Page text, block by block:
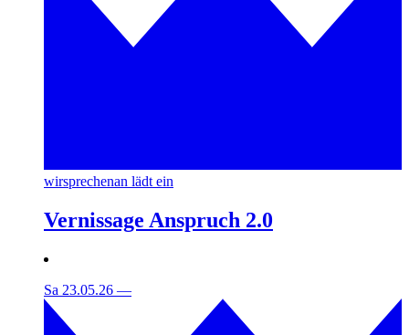
wirsprechenan lädt ein
Vernissage Anspruch 2.0
Sa 23.05.26 —